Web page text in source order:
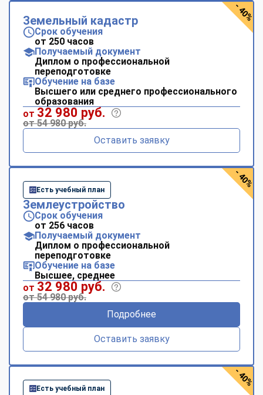
Земельный кадастр
Срок обучения
от 250 часов
Получаемый документ
Диплом о профессиональной
переподготовке
Обучение на базе
Высшего или среднего профессионального
образования
от 32 980 руб.
от 54 980 руб.
Оставить заявку
- 40%
Есть учебный план
Землеустройство
Срок обучения
от 256 часов
Получаемый документ
Диплом о профессиональной
переподготовке
Обучение на базе
Высшее, среднее
от 32 980 руб.
от 54 980 руб.
Подробнее
Оставить заявку
- 40%
Есть учебный план
- 40%